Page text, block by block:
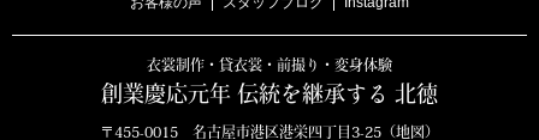
衣裳制作・貸衣裳・前撮り・変身体験
創業慶応元年 伝統を継承する 北徳
〒455-0015 名古屋市港区港栄四丁目3-25（地図）